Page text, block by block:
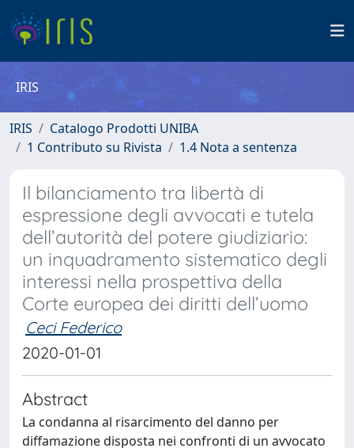
IRIS
IRIS
Catalogo Prodotti UNIBA
1 Contributo su Rivista
1.4 Nota a sentenza
Il bilanciamento tra libertà di
espressione degli avvocati e tutela
dell’autorità del potere giudiziario:
un inquadramento sistematico degli
interessi nella prospettiva della
Corte europea dei diritti dell’uomo
Ceci Federico
2020-01-01
Abstract
La condanna al risarcimento del danno per
diffamazione disposta nei confronti di un avvocato